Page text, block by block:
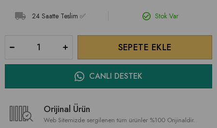
24 Saatte Teslim ✅ Stok Var
CANLI DESTEK
Orijinal Ürün
Web Sitemizde sergilenen tüm ürünler %100 Orijinaldir.